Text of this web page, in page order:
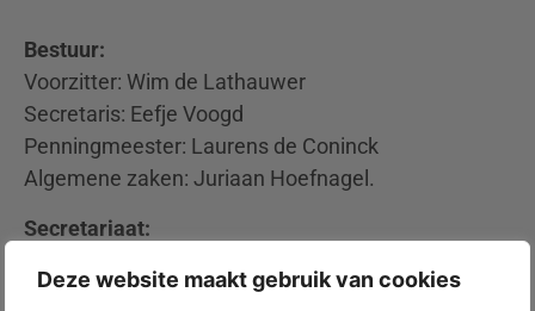
Deze website maakt gebruik van cookies
Bestuur:
Voorzitter: Wim de Lathauwer
Secretaris: Eefje Voogd
Penningmeester: Laurens de Coninck
Algemene zaken: Juriaan Hoefnagel.
Secretariaat:
suus@amsterdamwoont.nl